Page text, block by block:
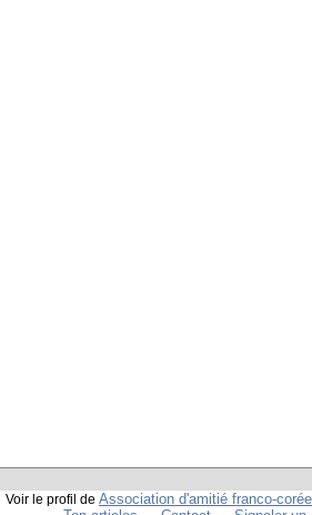
Voir le profil de Association d'amitié franco-